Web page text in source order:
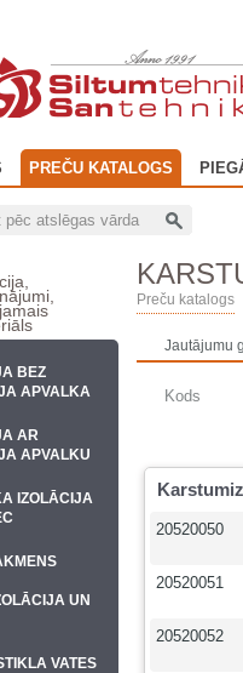
PREČU KATALOGS
Preču katalogs
Jautājumu
Kods
20520050
20520051
20520052
BEZ
APVALKA
AR
APVALKU
IZOLĀCIJA
UN
VATES